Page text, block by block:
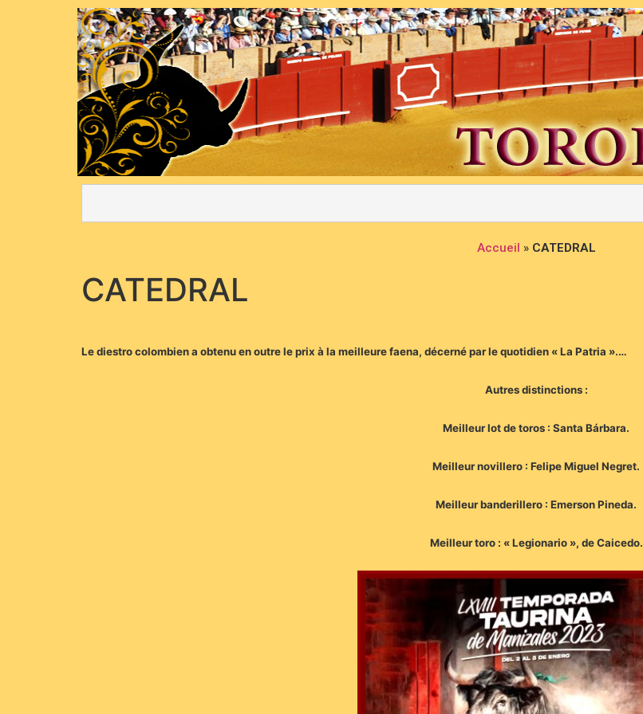
Accueil » CATEDRAL
CATEDRAL
Le diestro colombien a obtenu en outre le prix à la meilleure faena, décerné par le quotidien « La Patria ».…
Autres distinctions :
Meilleur lot de toros : Santa Bárbara.
Meilleur novillero : Felipe Miguel Negret.
Meilleur banderillero : Emerson Pineda.
Meilleur toro : « Legionario », de Caicedo.